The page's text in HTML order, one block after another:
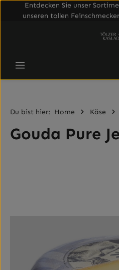
Entdecken Sie unser
unseren tollen
Du bist hier: Home Käse
Gouda Pure